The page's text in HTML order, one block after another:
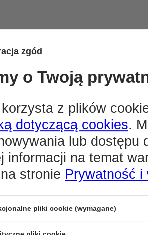
zgód
o Twoją
z plików
dotyczącą cookies.
lub dostępu
informacji na temat
stronie Prywatność i
pliki cookie (wymagane)